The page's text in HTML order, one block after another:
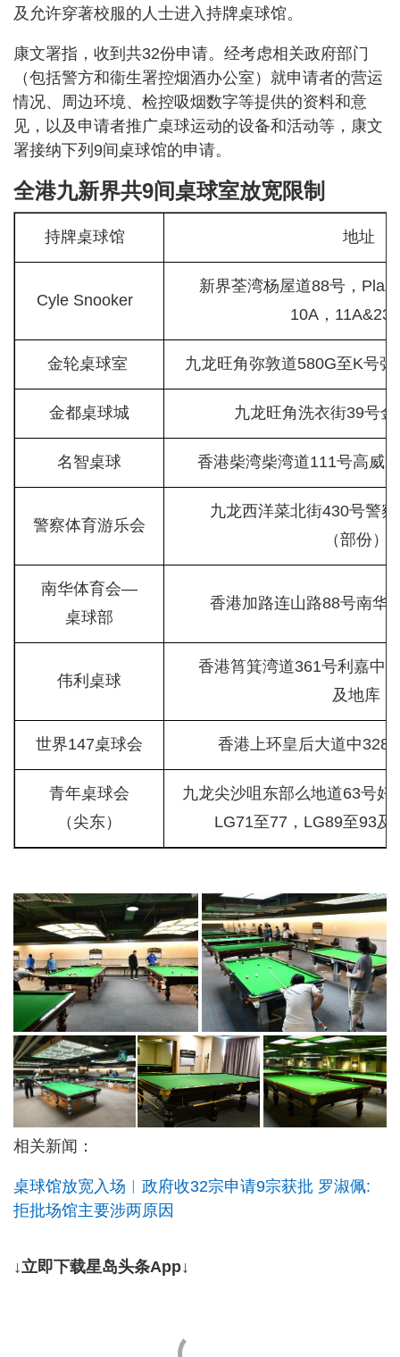
及允许穿著校服的人士进入持牌桌球馆。
康文署指，收到共32份申请。经考虑相关政府部门
（包括警方和衞生署控烟酒办公室）就申请者的营运
情况、周边环境、检控吸烟数字等提供的资料和意
见，以及申请者推广桌球运动的设备和活动等，康文
署接纳下列9间桌球馆的申请。
全港九新界共9间桌球室放宽限制
持牌桌球馆 地址
Cyle Snooker
新界荃湾杨屋道88号，
10A，11A&23
金轮桌球室 九龙旺角弥敦道580G至K号
金都桌球城 九龙旺角洗衣街39号
名智桌球 香港柴湾柴湾道111号高威
警察体育游乐会
九龙西洋菜北街430号警
（部份）
南华体育会—
桌球部
香港加路连山路88号南华
伟利桌球
香港筲箕湾道361号利嘉中
及地库
世界147桌球会 香港上环皇后大道中328
青年桌球会
（尖东）
九龙尖沙咀东部么地道63号好
LG71至77，LG89至93及
相关新闻：
桌球馆放宽入场︱政府收32宗申请9宗获批 罗淑佩:
拒批场馆主要涉两原因
↓立即下载星岛头条App↓